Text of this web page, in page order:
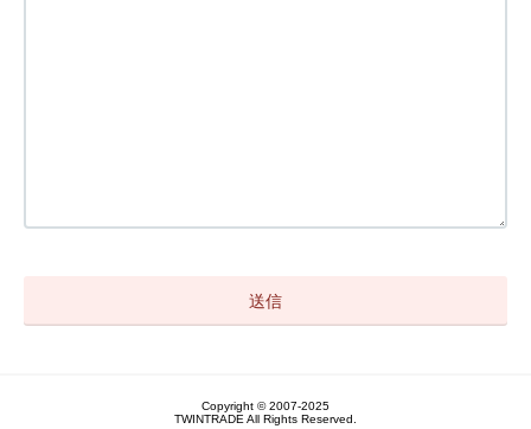
Copyright © 2007-2025
TWINTRADE All Rights Reserved.